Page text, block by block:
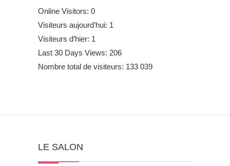
Online Visitors: 0
Visiteurs aujourd’hui: 1
Visiteurs d’hier: 1
Last 30 Days Views: 206
Nombre total de visiteurs: 133 039
LE SALON